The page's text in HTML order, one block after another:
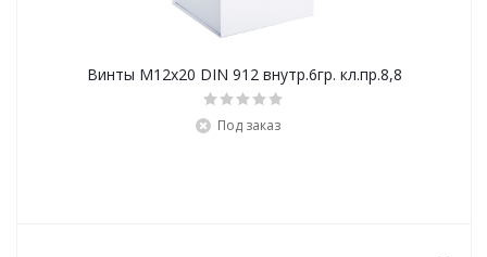
Винты М12х20 DIN 912 внутр.6гр. кл.пр.8,8
Под заказ